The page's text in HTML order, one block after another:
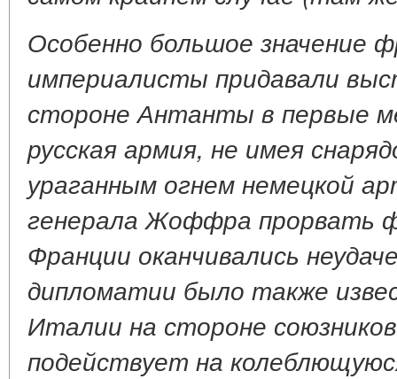
Особенно большое значение
империалисты придавали
стороне Антанты в первые
русская армия, не имея
ураганным огнем немецкой
генерала Жоффра прорвать
Франции оканчивались
дипломатии было также
Италии на стороне
подействует на